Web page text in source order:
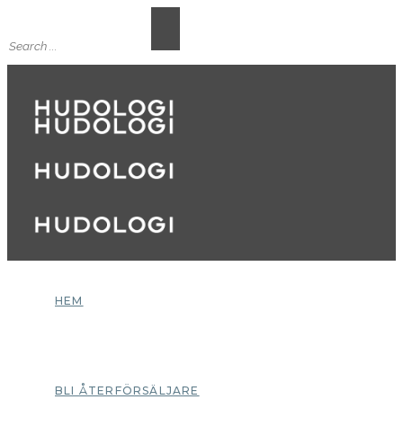
HEM
BLI ÅTERFÖRSÄLJARE